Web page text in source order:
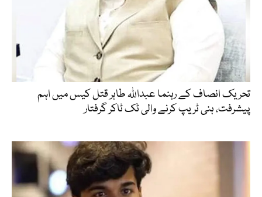
تحریک انصاف کے رہنما عبداللہ طاہر قتل کیس میں اہم
پیشرفت، ہنی ٹریپ کرنے والی ٹک ٹاکر گرفتار